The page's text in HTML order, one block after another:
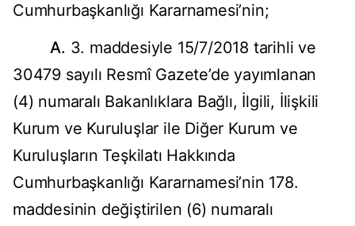
Cumhurbaşkanlığı Kararnamesi’nin;
A. 3. maddesiyle 15/7/2018 tarihli ve
30479 sayılı Resmî Gazete’de yayımlanan
(4) numaralı Bakanlıklara Bağlı, İlgili, İlişkili
Kurum ve Kuruluşlar ile Diğer Kurum ve
Kuruluşların Teşkilatı Hakkında
Cumhurbaşkanlığı Kararnamesi’nin 178.
maddesinin değiştirilen (6) numaralı